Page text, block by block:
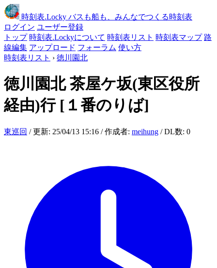
時刻表.Locky バスも船も、みんなでつくる時刻表
ログイン ユーザー登録
トップ 時刻表.Lockyについて 時刻表リスト 時刻表マップ 路
線編集 アップロード フォーラム 使い方
時刻表リスト › 徳川園北
徳川園北茶屋ケ坂(東区役所
経由)行 [１番のりば]
東巡回 / 更新: 25/04/13 15:16 / 作成者: meihung / DL数: 0